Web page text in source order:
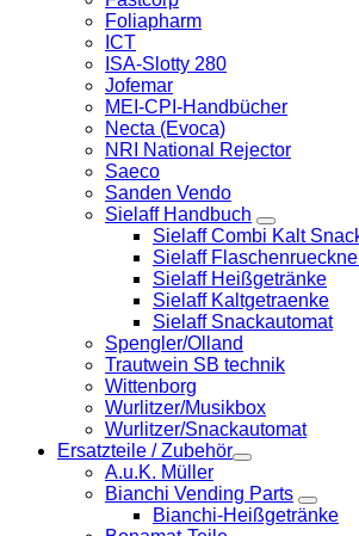
Foliapharm
ICT
ISA-Slotty 280
Jofemar
MEI-CPI-Handbücher
Necta (Evoca)
NRI National Rejector
Saeco
Sanden Vendo
Sielaff Handbuch
Sielaff Combi Kalt
Sielaff
Sielaff Heißgetränke
Sielaff Kaltgetraenke
Sielaff Snackautomat
Spengler/Olland
Trautwein SB technik
Wittenborg
Wurlitzer/Musikbox
Wurlitzer/Snackautomat
Ersatzteile / Zubehör
A.u.K. Müller
Bianchi Vending Parts
Bianchi-Heißgetränke